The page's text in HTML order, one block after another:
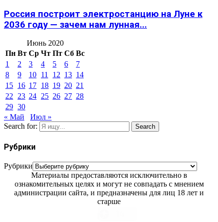
Россия построит электростанцию на Луне к
2036 году — зачем нам лунная...
Июнь 2020
Пн Вт Ср Чт Пт Сб Вс
1
2 3 4 5 6
7
8
9 10 11 12 13 14
15 16 17 18 19 20 21
22
23 24 25 26 27 28
29 30
« Май
Июл »
Search for:
Search
Рубрики
Рубрики
Материалы предоставляются исключительно в
ознакомительных целях и могут не совпадать с мнением
администрации сайта, и предназначены для лиц 18 лет и
старше